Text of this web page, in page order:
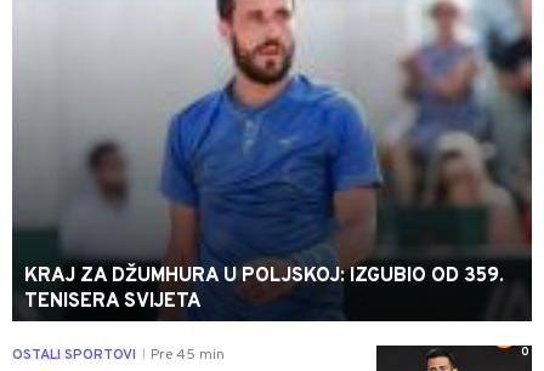
KRAJ ZA DŽUMHURA U POLJSKOJ: IZGUBIO OD 359.
TENISERA SVIJETA
0
OSTALI SPORTOVI Pre 45 min